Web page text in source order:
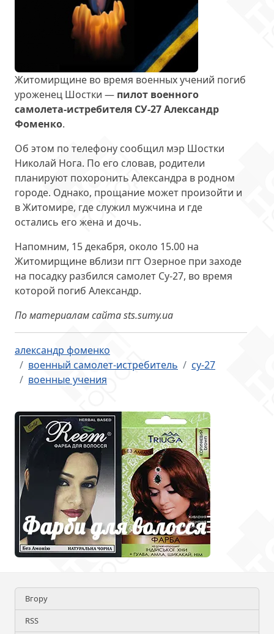
Житомирщине во время военных учений погиб
уроженец Шостки — пилот военного
самолета-истребителя СУ-27 Александр
Фоменко.
Об этом по телефону сообщил мэр Шостки
Николай Нога. По его словав, родители
планируют похоронить Александра в родном
городе. Однако, прощание может произойти и
в Житомире, где служил мужчина и где
остались его жена и дочь.
Напомним, 15 декабря, около 15.00 на
Житомирщине вблизи пгт Озерное при заходе
на посадку разбился самолет Су-27, во время
которой погиб Александр.
По материалам сайта sts.sumy.ua
александр фоменко
военный самолет-истребитель
су-27
военные учения
Вгору
RSS